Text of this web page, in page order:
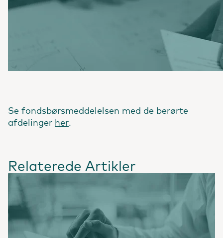
Se fondsbørsmeddelelsen med de berørte
afdelinger her.
Relaterede Artikler